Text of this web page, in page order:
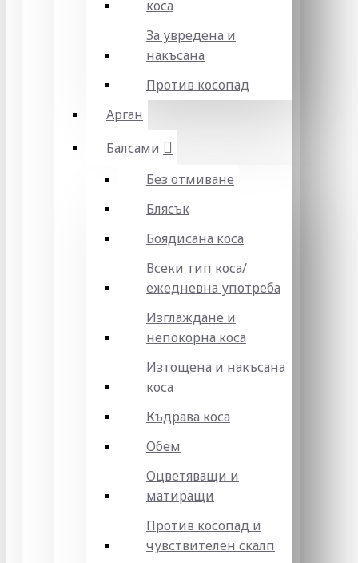
коса
За увредена и
накъсана
Против косопад
Арган
Балсами
Без отмиване
Блясък
Боядисана коса
Всеки тип коса/
ежедневна употреба
Изглаждане и
непокорна коса
Изтощена и накъсана
коса
Къдрава коса
Обем
Оцветяващи и
матиращи
Против косопад и
чувствителен скалп